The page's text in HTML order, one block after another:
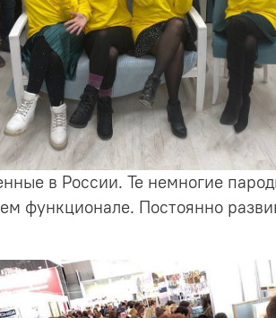
в России. Те немногие
функционале. Постоянно